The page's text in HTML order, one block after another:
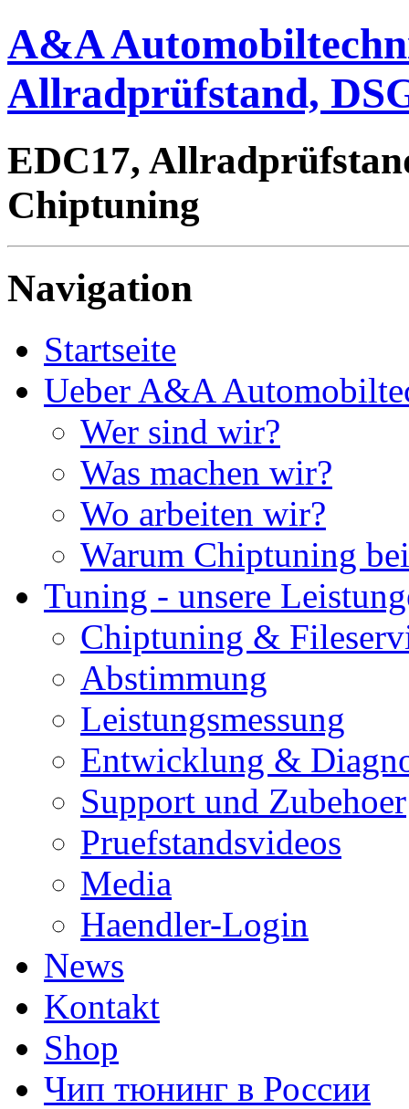
A&A
Allradprüfstand,
EDC17,
Chiptuning
Navigation
Startseite
Ueber A&A
Wer sind wir?
Was machen wir?
Wo arbeiten wir?
Warum Chiptuning
Tuning - unsere
Chiptuning &
Abstimmung
Leistungsmessung
Entwicklung &
Support und Zubehoer
Pruefstandsvideos
Media
Haendler-Login
News
Kontakt
Shop
Чип тюнинг в России